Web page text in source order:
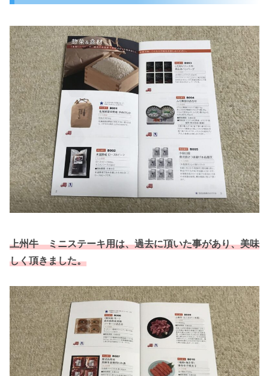
上州牛 ミニステーキ用は、過去に頂いた事があり、美味
しく頂きました。